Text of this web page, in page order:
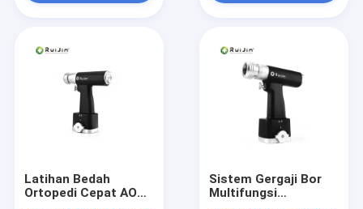
Latihan Bedah
Ortopedi Cepat AO
Sistem Gergaji Bor
Multifungsi